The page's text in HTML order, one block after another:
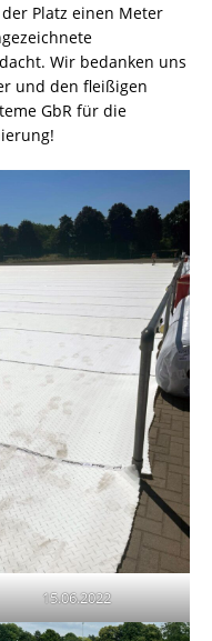
Platz einen Meter
Wir bedanken uns
und den fleißigen
GbR für die
15.06.2022